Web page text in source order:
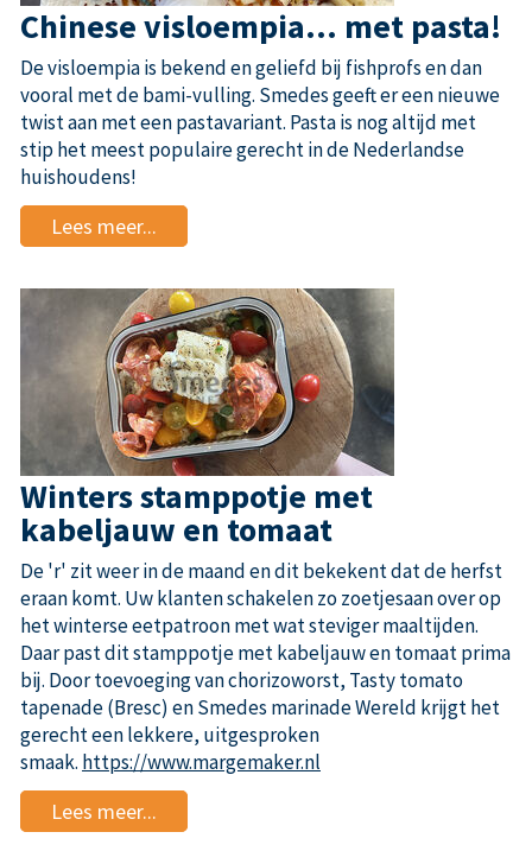
Chinese visloempia... met pasta!
De visloempia is bekend en geliefd bij fishprofs en dan
vooral met de bami-vulling. Smedes geeft er een nieuwe
twist aan met een pastavariant. Pasta is nog altijd met
stip het meest populaire gerecht in de Nederlandse
huishoudens!
Lees meer...
Winters stamppotje met
kabeljauw en tomaat
De 'r' zit weer in de maand en dit bekekent dat de herfst
eraan komt. Uw klanten schakelen zo zoetjesaan over op
het winterse eetpatroon met wat steviger maaltijden.
Daar past dit stamppotje met kabeljauw en tomaat prima
bij. Door toevoeging van chorizoworst, Tasty tomato
tapenade (Bresc) en Smedes marinade Wereld krijgt het
gerecht een lekkere, uitgesproken
smaak. https://www.margemaker.nl
Lees meer...